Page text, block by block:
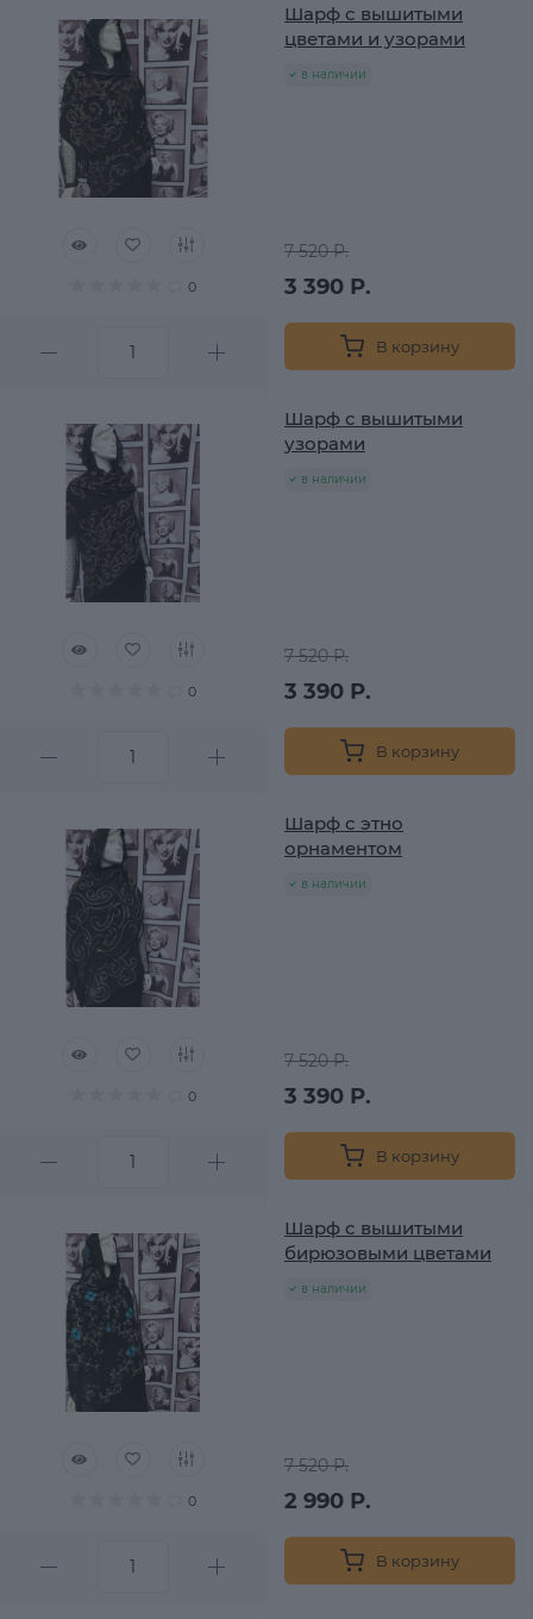
0
Шарф с вышитыми
цветами и узорами
в наличии
7 520 Р.
3 390 Р.
В корзину
0
Шарф с вышитыми
узорами
в наличии
7 520 Р.
3 390 Р.
В корзину
0
Шарф с этно
орнаментом
в наличии
7 520 Р.
3 390 Р.
В корзину
0
Шарф с вышитыми
бирюзовыми цветами
в наличии
7 520 Р.
2 990 Р.
В корзину